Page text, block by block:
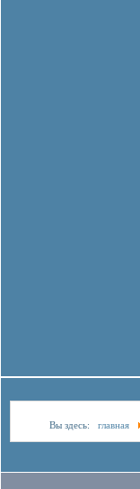
Вы здесь: главная
Лауреаты первой